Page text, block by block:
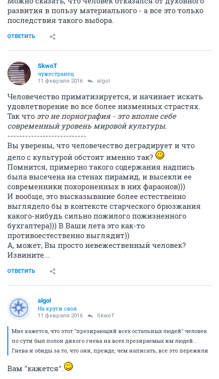
развития в пользу материального - а все это только
последствия такого выбора.
ОТВЕТИТЬ
SkwоT
чужестранец
11 февраля 2016 аlgоl
Человечество приматизируется, и начинает искать
удовлетворение во все более низменных страстях.
Так что это не порнография - это вполне себе
современный уровень мировой культуры.
---------------------------
Вы уверены, что человечество деградирует и что
дело с культурой обстоит именно так?
Помнится, примерно такого содержания надпись
была высечена на стенах пирамид, и высекли ее
современники похороненных в них фараонов)))
И вообще, это высказывание более естественно
выглядело бы в контексте старческого брюзжания
какого-нибудь сильно пожилого пожизненного
бухгалтера))) В Ваши лета это как-то
противоестественно выглядит))
А, может, Вы просто невежественный человек?
Извините...
ОТВЕТИТЬ
аlgоl
На круги своя
11 февраля 2016 SkwоT
Мне кажется, что этот "презирающий всех остальных людей" человек
по сути был полон дикого гнева на всех презираемых им людей...
Гнева и обиды за то, что они, прежде, чем написать, все это пережили
Вам "кажется".